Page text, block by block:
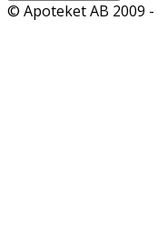
© Apoteket AB 2009 -